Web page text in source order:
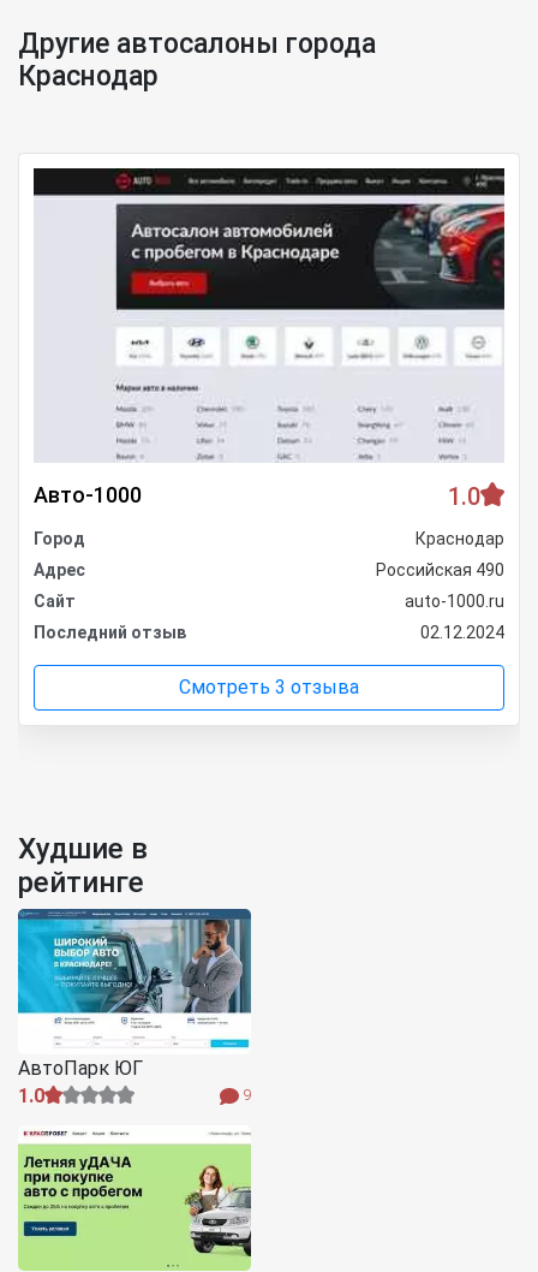
Другие автосалоны города
Краснодар
Авто-1000 1.0
Город
Краснодар
Адрес
Российская 490
Сайт
auto-1000.ru
Последний отзыв
02.12.2024
Смотреть 3 отзыва
Худшие в
рейтинге
АвтоПарк ЮГ
1.0
9